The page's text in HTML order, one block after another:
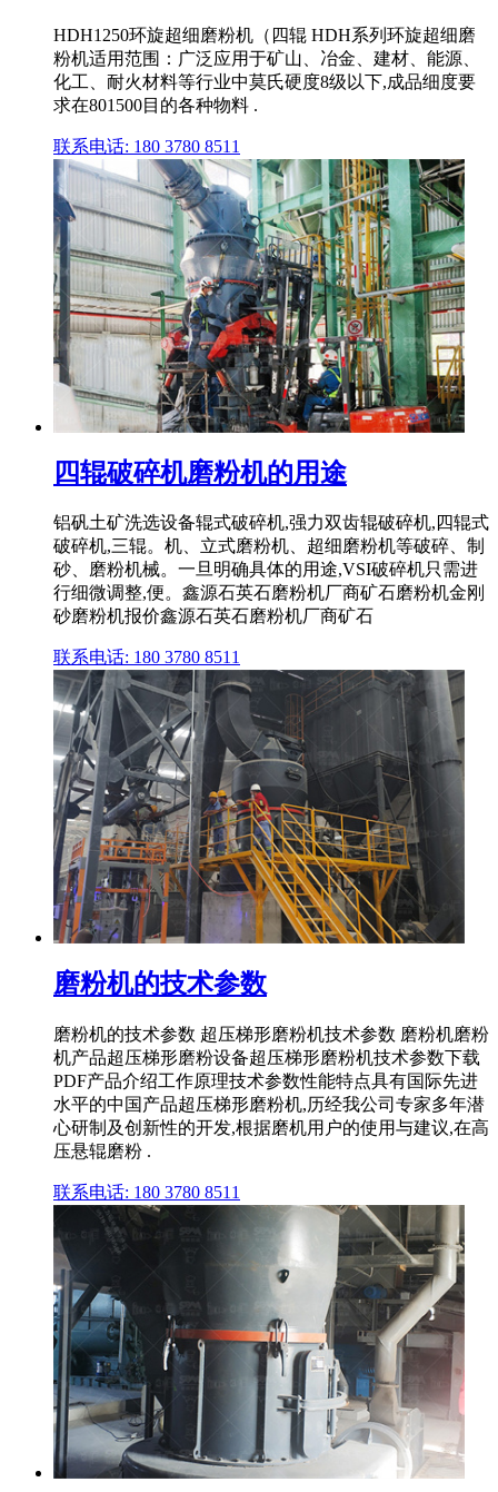
HDH1250环旋超细磨粉机（四辊 HDH系列环旋超细磨
粉机适用范围：广泛应用于矿山、冶金、建材、能源、
化工、耐火材料等行业中莫氏硬度8级以下,成品细度要
求在801500目的各种物料 .
联系电话: 180 3780 8511
四辊破碎机磨粉机的用途
铝矾土矿洗选设备辊式破碎机,强力双齿辊破碎机,四辊式
破碎机,三辊。机、立式磨粉机、超细磨粉机等破碎、制
砂、磨粉机械。一旦明确具体的用途,VSI破碎机只需进
行细微调整,便。鑫源石英石磨粉机厂商矿石磨粉机金刚
砂磨粉机报价鑫源石英石磨粉机厂商矿石
联系电话: 180 3780 8511
磨粉机的技术参数
磨粉机的技术参数 超压梯形磨粉机技术参数 磨粉机磨粉
机产品超压梯形磨粉设备超压梯形磨粉机技术参数下载
PDF产品介绍工作原理技术参数性能特点具有国际先进
水平的中国产品超压梯形磨粉机,历经我公司专家多年潜
心研制及创新性的开发,根据磨机用户的使用与建议,在高
压悬辊磨粉 .
联系电话: 180 3780 8511